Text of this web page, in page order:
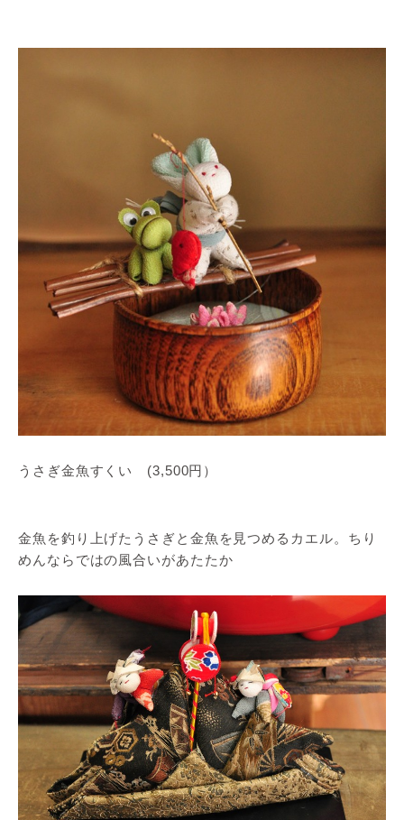
うさぎ金魚すくい (3,500円）
金魚を釣り上げたうさぎと金魚を見つめるカエル。ちり
めんならではの風合いがあたたか